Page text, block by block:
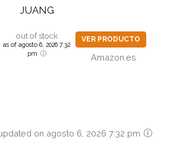
JUANG
out of stock
as of agosto 6, 2026 7:32
pm
VER PRODUCTO
Amazon.es
on agosto 6, 2026 7:32 pm